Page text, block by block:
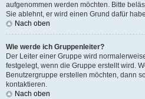
aufgenommen werden möchten. Bitte
Sie ablehnt, er wird einen Grund dafür
Nach oben
Wie werde ich Gruppenleiter?
Der Leiter einer Gruppe wird
festgelegt, wenn die Gruppe erstellt wird.
Benutzergruppe erstellen möchten, dann
kontaktieren.
Nach oben